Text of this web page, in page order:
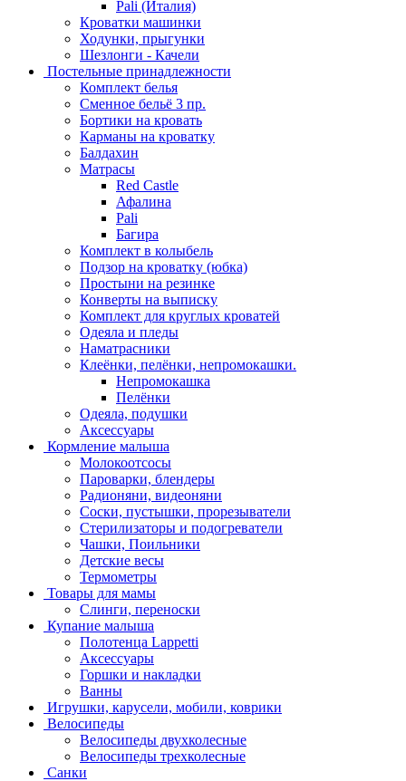
Pali (Италия)
Кроватки машинки
Ходунки, прыгунки
Шезлонги - Качели
Постельные принадлежности
Комплект белья
Сменное бельё 3 пр.
Бортики на кровать
Карманы на кроватку
Балдахин
Матрасы
Red Castle
Афалина
Pali
Багира
Комплект в колыбель
Подзор на кроватку (юбка)
Простыни на резинке
Конверты на выписку
Комплект для круглых кроватей
Одеяла и пледы
Наматрасники
Клеёнки, пелёнки, непромокашки.
Непромокашка
Пелёнки
Одеяла, подушки
Аксессуары
Кормление малыша
Молокоотсосы
Пароварки, блендеры
Радионяни, видеоняни
Соски, пустышки, прорезыватели
Стерилизаторы и подогреватели
Чашки, Поильники
Детские весы
Термометры
Товары для мамы
Слинги, переноски
Купание малыша
Полотенца Lappetti
Аксессуары
Горшки и накладки
Ванны
Игрушки, карусели, мобили, коврики
Велосипеды
Велосипеды двухколесные
Велосипеды трехколесные
Санки